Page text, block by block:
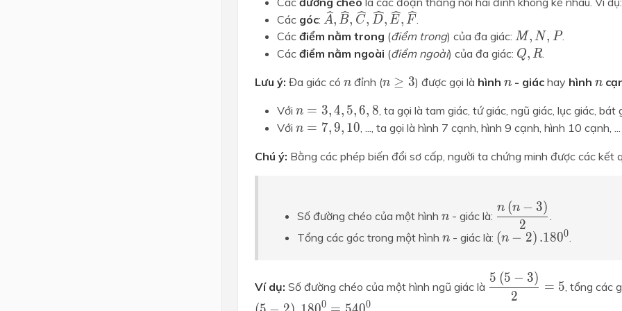
Các góc: ˆ
A, ˆ
B, ˆ
C, ˆ
D , ˆ
E , ˆ
F
A, B, C, D, E, F
Các điểm nằm trong (điểm trong) của đa giác: M N P
M,N,P
M, N, P.
Các điểm nằm ngoài (điểm ngoài) của đa giác: Q R
Q,R
Q, R.
Lưu ý: Đa giác có n
n đỉnh (n ≥ 3
n\ge3
n ≥ 3) được gọi là hình n
n- giáchay hình n
n
Với n = 3 4 5 6 8
n=3,4,5,6,8
n = 3,4, 5, 6, 8 , ta gọi là tam giác, tứ giác, ngũ giác, lục giác, bát
Với n = 7 9 10
n=7,9,10
n = 7,9, 10 , ..., ta gọi là hình 7 cạnh, hình 9 cạnh, hình 10 cạnh, ...
Chú ý: Bằng các phép biến đổi sơ cấp, người ta chứng minh được các kết
Số đường chéo của một hình n - giác là:
n (n − 3)
2
\dfrac{n\left(n-
2
n (n − 3)
Tổng các góc trong một hình n
n - giác là: (n − 2) .1800
\left(n-2\right).180^0
(n − 2) .1800.
Ví dụ: Số đường chéo của một hình ngũ giác là
5 (5 − 3)
2
= 5
\dfrac{5\left(5-
2
5 (5 − 3)
= 5, tổng các
0 0